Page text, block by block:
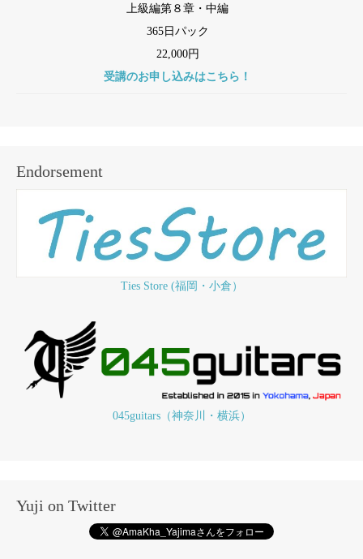
上級編第８章・中編
365日パック
22,000円
受講のお申し込みはこちら！
Endorsement
Ties Store (福岡・小倉）
045guitars（神奈川・横浜）
Yuji on Twitter